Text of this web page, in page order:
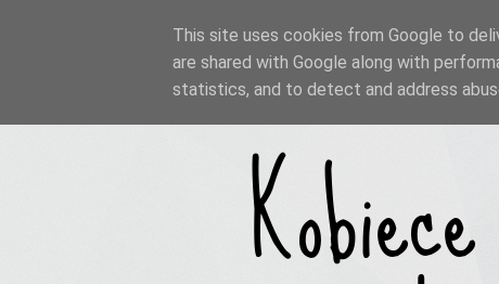
This site uses cookies from Google to
are shared with Google along with
statistics, and to detect and address